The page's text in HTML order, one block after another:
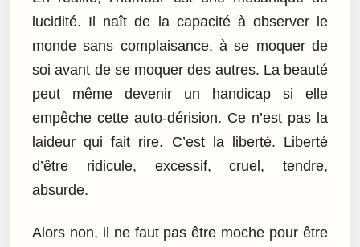
lucidité. Il naît de la capacité à observer le
monde sans complaisance, à se moquer de
soi avant de se moquer des autres. La beauté
peut même devenir un handicap si elle
empêche cette auto-dérision. Ce n’est pas la
laideur qui fait rire. C’est la liberté. Liberté
d’être ridicule, excessif, cruel, tendre,
absurde.
Alors non, il ne faut pas être moche pour être